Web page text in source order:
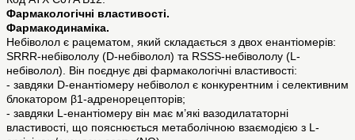
Фармакологічні властивості.
Фармакодинаміка.
Небіволол є рацематом, який складається з двох енантіомерів:
SRRR-небівололу (D-небіволол) та RSSS-небівололу (L-
небіволол). Він поєднує дві фармакологічні властивості:
- завдяки D-енантіомеру небіволол є конкурентним і селективним
блокатором β1-адренорецепторів;
- завдяки L-енантіомеру він має м’які вазодилататорні
властивості, що пояснюється метаболічною взаємодією з L-